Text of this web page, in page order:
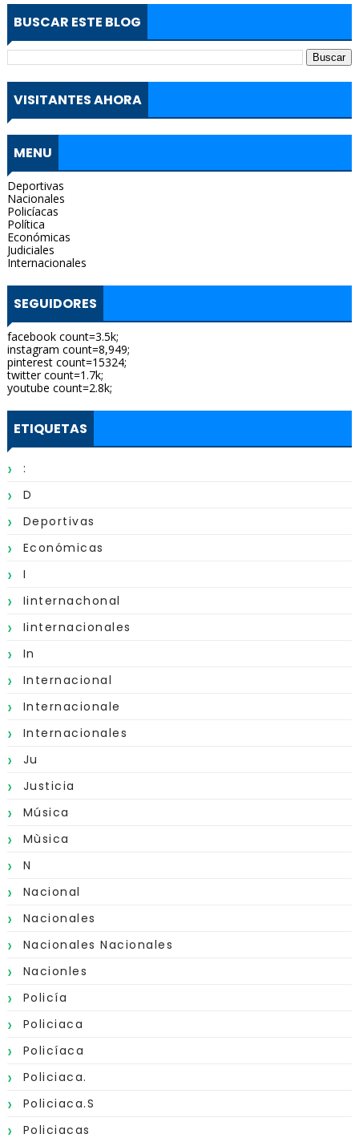
BUSCAR ESTE BLOG
VISITANTES AHORA
MENU
Deportivas
Nacionales
Policíacas
Política
Económicas
Judiciales
Internacionales
SEGUIDORES
facebook count=3.5k;
instagram count=8,949;
pinterest count=15324;
twitter count=1.7k;
youtube count=2.8k;
ETIQUETAS
:
D
Deportivas
Económicas
I
Iinternachonal
Iinternacionales
In
Internacional
Internacionale
Internacionales
Ju
Justicia
Música
Mùsica
N
Nacional
Nacionales
Nacionales Nacionales
Nacionles
Policía
Policiaca
Policíaca
Policiaca.
Policiaca.s
Policiacas